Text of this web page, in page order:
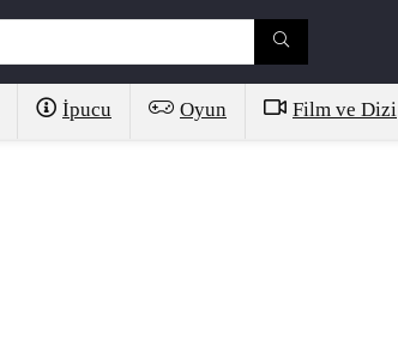
İpucu Oyun Film ve Dizi